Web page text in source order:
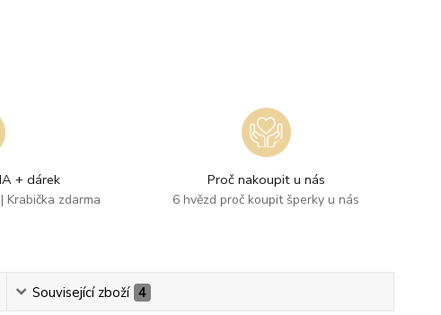
+ dárek
Krabička zdarma
Proč nakoupit u nás
6 hvězd proč koupit šperky u nás
Související zboží 4